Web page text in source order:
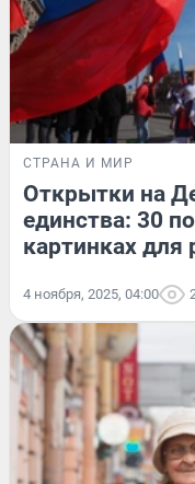
СТРАНА И МИР
Открытки на
единства: 30
картинках для
4 ноября, 2025, 04:00